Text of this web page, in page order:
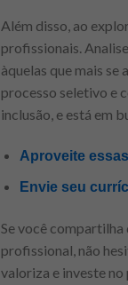
Além disso, ao
profissionais.
àquelas que mais
processo seletivo e
inclusão, e está em
Aproveite
Envie seu
Se você compartilha
profissional, não
valoriza e investe